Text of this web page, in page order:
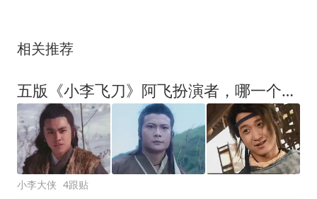
相关推荐
五版《小李飞刀》阿飞扮演者，哪一个塑造得最经典？
小李大侠 4跟贴